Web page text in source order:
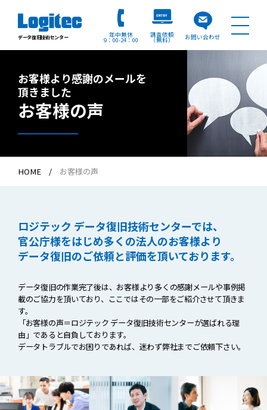
データ復旧技術センター 年中無休
9：00 24：00
調査依頼
（無料） お問い合わせ
お客様より感謝のメールを
頂きました
お客様の声
HOME お客様の声
ロジテック データ復旧技術センターでは、
官公庁様をはじめ多くの法人のお客様より
データ復旧のご依頼と評価を頂いております。
データ復旧の作業完了後は、お客様より多くの感謝メールや事例掲
載のご協力を頂いており、 ここではその一部をご紹介させて頂きま
す。
「お客様の声＝ロジテック データ復旧技術センターが選ばれる理
由」であると自負しております。
データトラブルでお困りであれば、迷わず弊社までご依頼下さい。